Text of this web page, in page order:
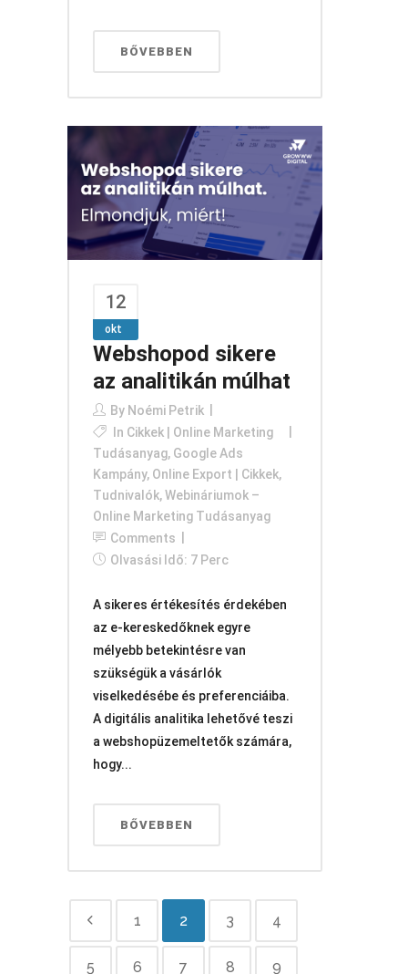
BŐVEBBEN
12
okt
Webshopod sikere
az analitikán múlhat
By Noémi Petrik
In Cikkek | Online Marketing
Tudásanyag, Google Ads
Kampány, Online Export | Cikkek,
Tudnivalók,Webináriumok –
Online Marketing Tudásanyag
Comments
Olvasási Idő: 7 Perc
A sikeres értékesítés érdekében
az e-kereskedőknek egyre
mélyebb betekintésre van
szükségük a vásárlók
viselkedésébe és preferenciáiba.
A digitális analitika lehetővé teszi
a webshopüzemeltetők számára,
hogy...
BŐVEBBEN
1 2 3 4
5 6 7 8 9